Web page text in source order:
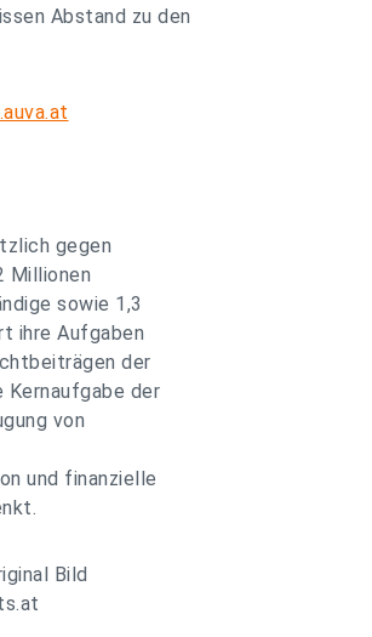
Abstand zu den
gegen
Millionen
sowie 1,3
ihre Aufgaben
der
Kernaufgabe der
von
und finanzielle
Bild